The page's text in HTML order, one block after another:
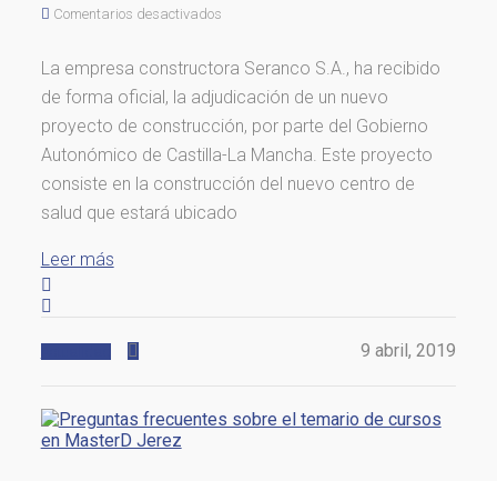
Comentarios desactivados
La empresa constructora Seranco S.A., ha recibido
de forma oficial, la adjudicación de un nuevo
proyecto de construcción, por parte del Gobierno
Autonómico de Castilla-La Mancha. Este proyecto
consiste en la construcción del nuevo centro de
salud que estará ubicado
Leer más
9 abril, 2019